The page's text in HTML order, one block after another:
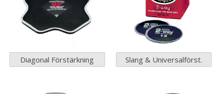
Diagonal Förstärkning Slang & Universalförst.